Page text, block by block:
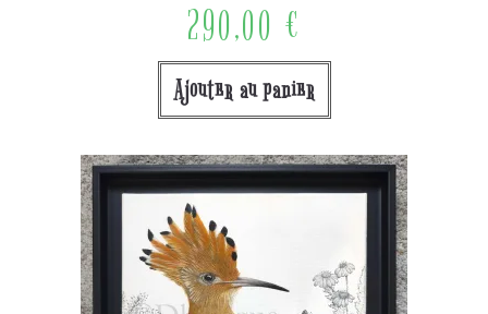
290,00 €
Ajouter au panier